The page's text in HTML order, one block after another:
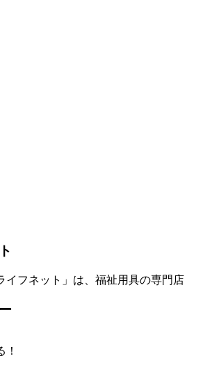
イフネット」は、福祉用具の専門店
！